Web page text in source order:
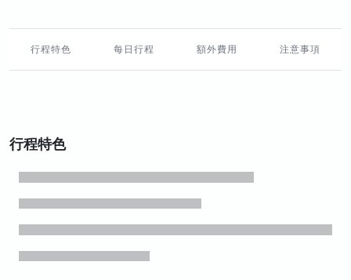
行程特色 每日行程 額外費用 注意事項
行程特色